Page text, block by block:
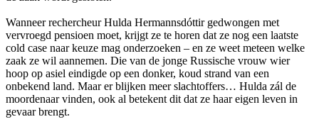
Wanneer rechercheur Hulda Hermannsdóttir gedwongen met
vervroegd pensioen moet, krijgt ze te horen dat ze nog een laatste
cold case naar keuze mag onderzoeken – en ze weet meteen welke
zaak ze wil aannemen. Die van de jonge Russische vrouw wier
hoop op asiel eindigde op een donker, koud strand van een
onbekend land. Maar er blijken meer slachtoffers… Hulda zál de
moordenaar vinden, ook al betekent dit dat ze haar eigen leven in
gevaar brengt.